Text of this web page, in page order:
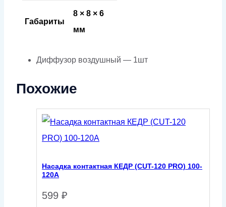
Габариты
8 × 8 × 6
мм
Диффузор воздушный — 1шт
Похожие
Насадка контактная КЕДР (CUT-120 PRO) 100-
120А
599 ₽